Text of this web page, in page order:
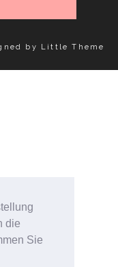
die
Sie
by Little Theme